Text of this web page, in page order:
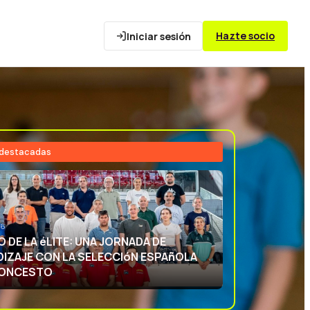
Iniciar sesión Hazte socio
DEPORTIVA: APRENDIENDO CON
ESPAñOLA DE BALONCESTO